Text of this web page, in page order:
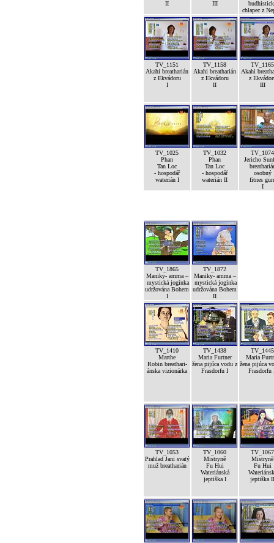
II III
chlapec z
TV_1151
Akahi breatharián
z Ekvádoru
I
TV_1158
Akahi breatharián
z Ekvádoru
II
TV_1165
Akahi
z
III
TV_1025
Phan
Tan Loc
- hospodář
waterián I
TV_1032
Phan
Tan Loc
- hospodář
waterián II
TV_1074
Jericho
osobný
fitnes
I
TV_1865
Maniky- amma –
mystická jogínka
udržována Bohem
I
TV_1872
Maniky- amma –
mystická jogínka
udržována Bohem
II
TV_1410
Marthe
Robin breathari-
ánska vizionárka
TV_1438
Maria Furtner
žena pijúca vodu z
Frasdorfu I
TV_1445
Maria
žena pijúca
Frasdorfu
TV_1053
Prahlad Jani svatý
muž breatharián
TV_1060
Mistryně
Fu Hui
Wateriánská
jeptiška I
TV_1067
Mistryně
Fu Hui
jeptiška II